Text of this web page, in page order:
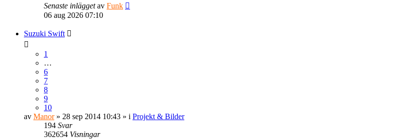
Senaste inläggetav Funk
06 aug 2026 07:10
Suzuki Swift
1
…
6
7
8
9
10
av Manor» 28 sep 2014 10:43 » i Projekt & Bilder
194 Svar
362654 Visningar